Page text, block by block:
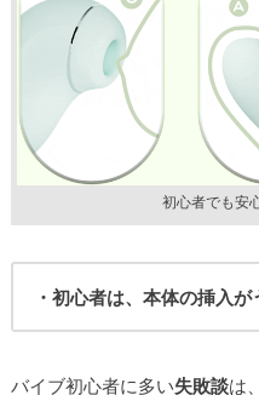
初心者でも安
・初心者は、本体の挿入
バイブ初心者に多い失敗談は